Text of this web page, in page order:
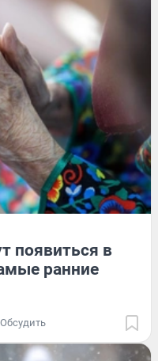
появиться в
ранние
Обсудить